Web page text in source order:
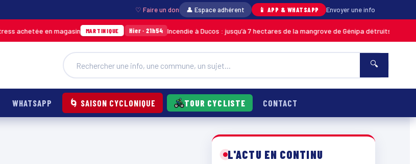
♡ Faire un don 👤 Espace adhérent 📱 APP & WHATSAPP Envoyer une info
en magasin MARTINIQUE Hier · 21h54 Incendie à Ducos : jusqu’à 7 hectares de la mangrove de Génipa détruits, le feu désormais
🔍
WHATSAPP 🌀 SAISON CYCLONIQUE TOUR CYCLISTE CONTACT
L'ACTU EN CONTINU